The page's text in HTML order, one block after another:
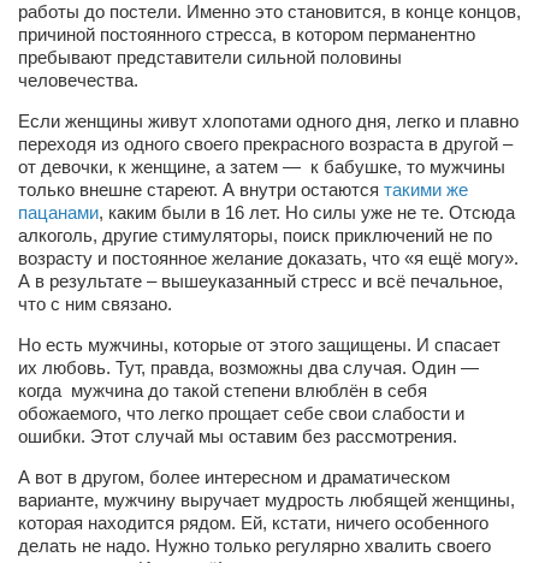
Елена Мельник
Вера Паненко
Семён Салатенко
Сергей Шепилов
Актёры
Валентин Бурый
Артём Мяус
Александра Сокол
Владимир Айзенберг
Игорь Добровольский
Ольга Козаченко
Оксана Скоробагатская
Александра Скорук
работы до постели. Именно это становится, в конце концов,
причиной постоянного стресса, в котором перманентно
пребывают представители сильной половины
человечества.
Если женщины живут хлопотами одного дня, легко и плавно
переходя из одного своего прекрасного возраста в другой –
от девочки, к женщине, а затем — к бабушке, то мужчины
только внешне стареют. А внутри остаются такими же
пацанами, каким были в 16 лет. Но силы уже не те. Отсюда
алкоголь, другие стимуляторы, поиск приключений не по
возрасту и постоянное желание доказать, что «я ещё могу».
А в результате – вышеуказанный стресс и всё печальное,
что с ним связано.
Но есть мужчины, которые от этого защищены. И спасает
их любовь. Тут, правда, возможны два случая. Один —
когда мужчина до такой степени влюблён в себя
обожаемого, что легко прощает себе свои слабости и
ошибки. Этот случай мы оставим без рассмотрения.
А вот в другом, более интересном и драматическом
варианте, мужчину выручает мудрость любящей женщины,
которая находится рядом. Ей, кстати, ничего особенного
делать не надо. Нужно только регулярно хвалить своего